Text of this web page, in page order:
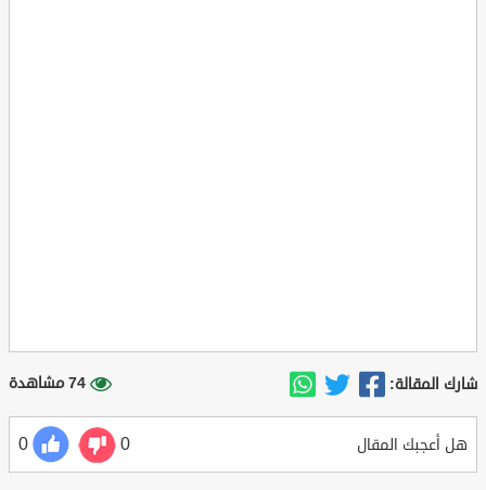
شارك المقالة: 74 مشاهدة
هل أعجبك المقال 0
0